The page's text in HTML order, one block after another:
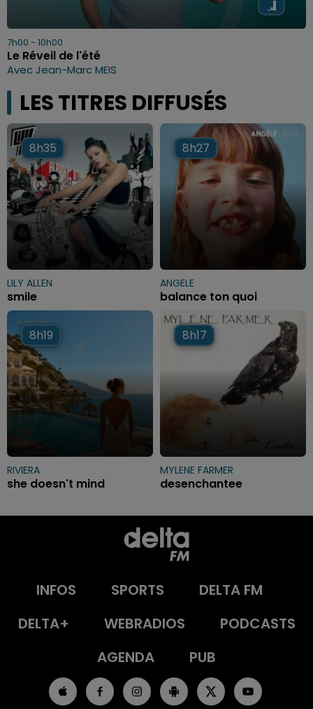
7h00 - 10h00
Le Réveil de l'été
Avec Jean-Marc MEIS
LES TITRES DIFFUSÉS
8h35
8h35
LILY ALLEN
smile
8h27
8h27
ANGELE
balance ton quoi
8h19
8h19
RIVIERA
she doesn't mind
8h17
8h17
MYLENE FARMER
desenchantee
INFOS SPORTS
DELTA FM
DELTA+
WEBRADIOS
PODCASTS
AGENDA
PUB